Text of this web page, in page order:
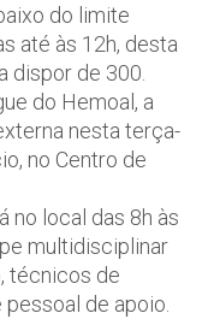
do limite
até às 12h, desta
dispor de 300.
do Hemoal, a
nesta terça-
no Centro de
no local das 8h às
multidisciplinar
técnicos de
de apoio.